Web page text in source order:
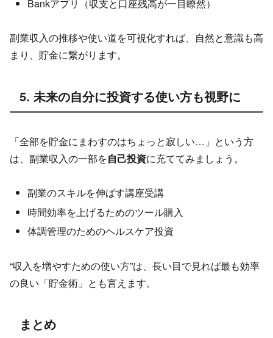
Bankアプリ（収支と口座残高が一目瞭然）
副業収入の推移や使い道を可視化すれば、自然と意識も高
まり、貯金に繋がります。
5. 未来の自分に投資する使い方も視野に
「全部を貯金にまわすのはちょっと寂しい…」という方
は、副業収入の一部を自己投資に充ててみましょう。
副業のスキルを伸ばす講座受講
時間効率を上げるためのツール購入
体調管理のためのヘルスケア投資
“収入を増やすための使い方”は、長い目で見れば最も効率
の良い「貯金術」とも言えます。
まとめ